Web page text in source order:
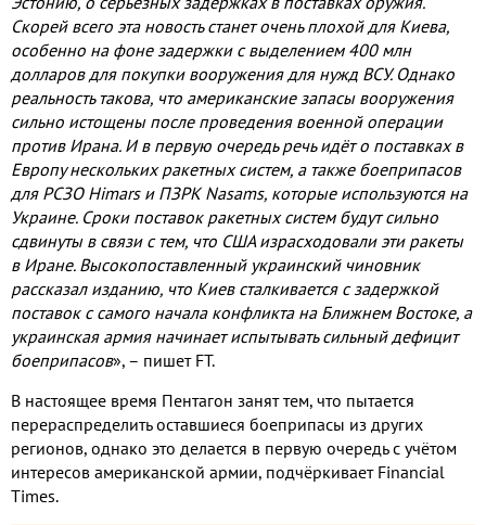
Скорей всего эта новость станет очень плохой для Киева,
особенно на фоне задержки с выделением 400 млн
долларов для покупки вооружения для нужд ВСУ.Однако
реальность такова, что американские запасы вооружения
сильно истощены после проведения военной операции
против Ирана. И в первую очередь речь идёт о поставках в
Европу нескольких ракетных систем, а также боеприпасов
для РСЗО Himars и ПЗРК Nasams, которые используются на
Украине. Сроки поставок ракетных систем будут сильно
сдвинуты в связи с тем, что США израсходовали эти ракеты
в Иране. Высокопоставленный украинский чиновник
рассказал изданию, что Киев сталкивается с задержкой
поставок с самого начала конфликта на Ближнем Востоке, а
украинская армия начинает испытывать сильный дефицит
боеприпасов», – пишет FT.
В настоящее время Пентагон занят тем, что пытается
перераспределить оставшиеся боеприпасы из других
регионов, однако это делается в первую очередь с учётом
интересов американской армии, подчёркивает Financial
Times.